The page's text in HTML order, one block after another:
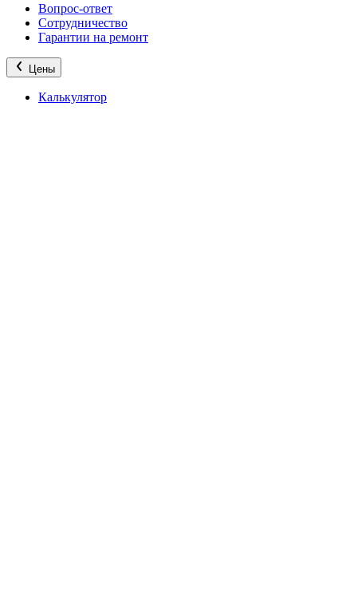
Вопрос-ответ
Сотрудничество
Гарантии на ремонт
Цены
Калькулятор